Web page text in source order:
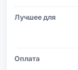
Лучшее для
Оплата